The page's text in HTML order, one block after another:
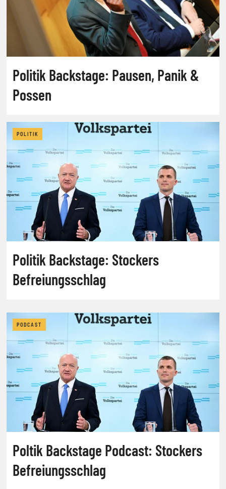
Politik Backstage: Pausen, Panik &
Possen
POLITIK
Politik Backstage: Stockers
Befreiungsschlag
PODCAST
Poltik Backstage Podcast: Stockers
Befreiungsschlag